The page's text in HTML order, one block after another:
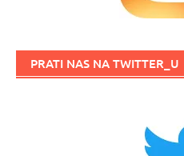
PRATI NAS NA TWITTER_U